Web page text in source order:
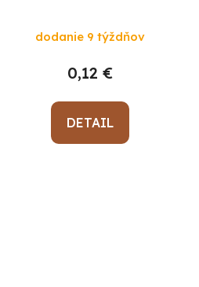
dodanie 9 týždňov
0,12 €
DETAIL